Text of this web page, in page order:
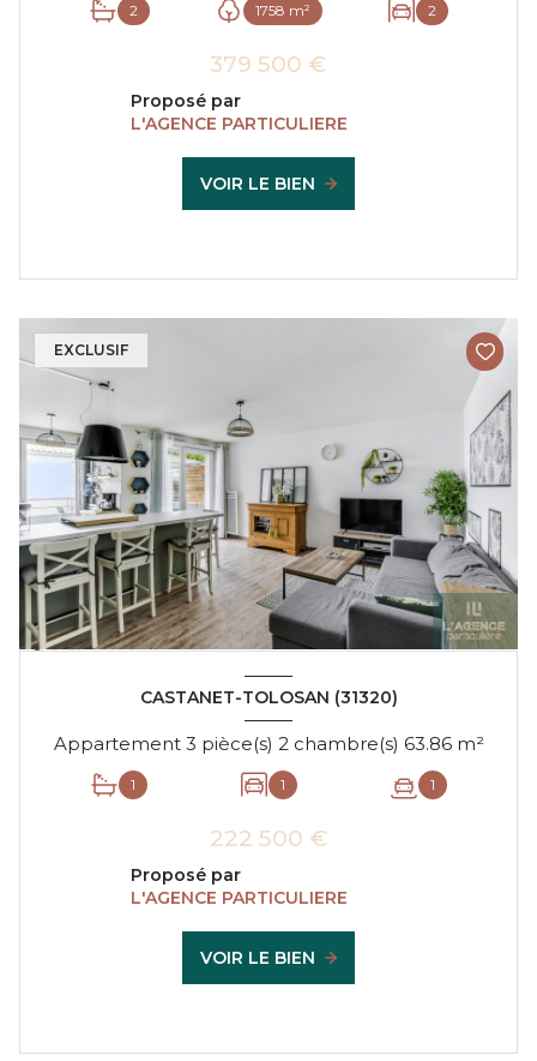
2 1758 m² 2
379 500 €
Proposé par
L'AGENCE PARTICULIERE
VOIR LE BIEN
EXCLUSIF
CASTANET-TOLOSAN (31320)
Appartement 3 pièce(s) 2 chambre(s) 63.86 m²
1 1 1
222 500 €
Proposé par
L'AGENCE PARTICULIERE
VOIR LE BIEN